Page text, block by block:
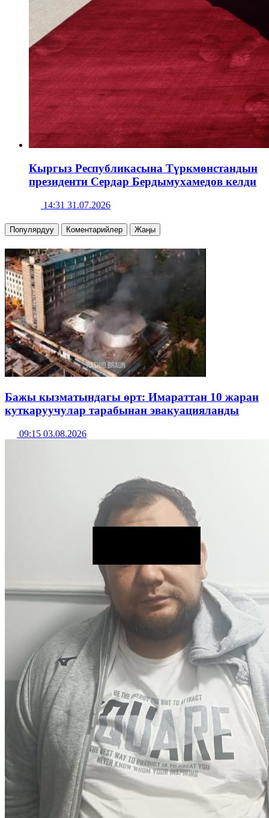
Кыргыз Республикасына Түркмөнстандын
президенти Сердар Бердымухамедов келди
14:31 31.07.2026
Популярдуу Коментарийлер Жаңы
Бажы кызматындагы өрт: Имараттан 10 жаран
куткаруучулар тарабынан эвакуацияланды
09:15 03.08.2026